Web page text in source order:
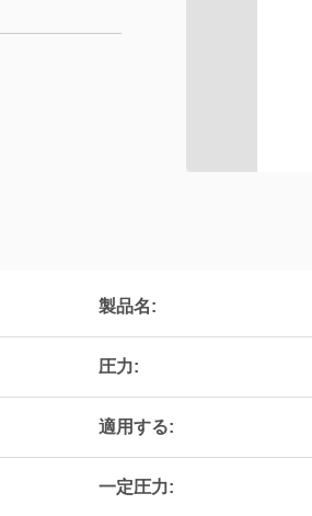
製品名:
圧力:
適用する:
一定圧力: